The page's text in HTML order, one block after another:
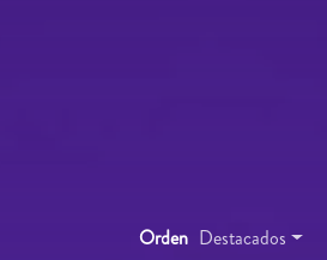
Orden Destacados